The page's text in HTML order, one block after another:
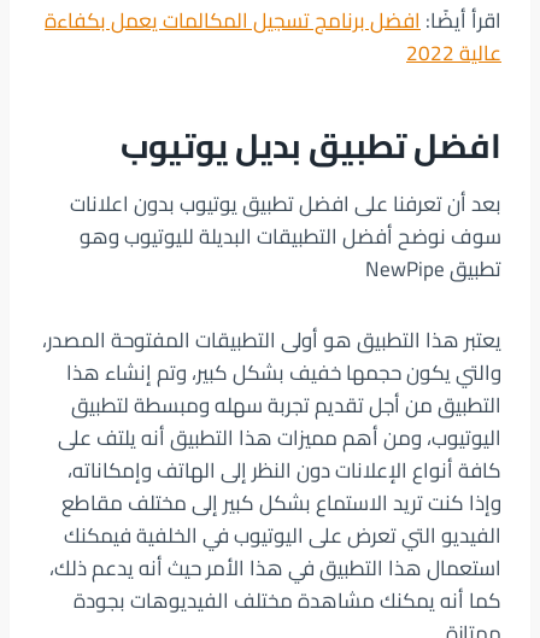
اقرأ أيضًا:افضل برنامج تسجيل المكالمات يعمل بكفاءة
عالية 2022
افضل تطبيق بديل يوتيوب
بعد أن تعرفنا على افضل تطبيق يوتيوب بدون اعلانات
سوف نوضح أفضل التطبيقات البديلة لليوتيوب وهو
تطبيق NewPipe
يعتبر هذا التطبيق هو أولى التطبيقات المفتوحة المصدر،
والتي يكون حجمها خفيف بشكل كبير، وتم إنشاء هذا
التطبيق من أجل تقديم تجربة سهله ومبسطة لتطبيق
اليوتيوب، ومن أهم مميزات هذا التطبيق أنه يلتف على
كافة أنواع الإعلانات دون النظر إلى الهاتف وإمكاناته،
وإذا كنت تريد الاستماع بشكل كبير إلى مختلف مقاطع
الفيديو التي تعرض على اليوتيوب في الخلفية فيمكنك
استعمال هذا التطبيق في هذا الأمر حيث أنه يدعم ذلك،
كما أنه يمكنك مشاهدة مختلف الفيديوهات بجودة